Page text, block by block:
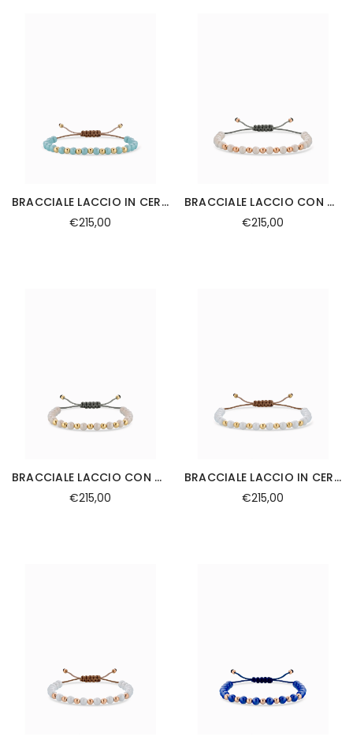
BRACCIALE LACCIO IN CERAMICA AZZURRA ORO GIALLO
€215,00
BRACCIALE LACCIO CON CERAMICA BEIGE IN ORO ROSA
€215,00
BRACCIALE LACCIO CON CERAMICA BEIGE IN ORO GIALLO
€215,00
BRACCIALE LACCIO IN CERAMICA BIANCA IN ORO GIALLO
€215,00